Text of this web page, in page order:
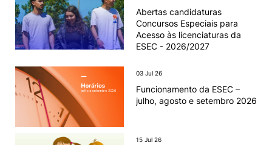
Abertas candidaturas
Concursos Especiais para
Acesso às licenciaturas da
ESEC - 2026/2027
03 Jul 26
Funcionamento da ESEC –
julho, agosto e setembro 2026
15 Jul 26